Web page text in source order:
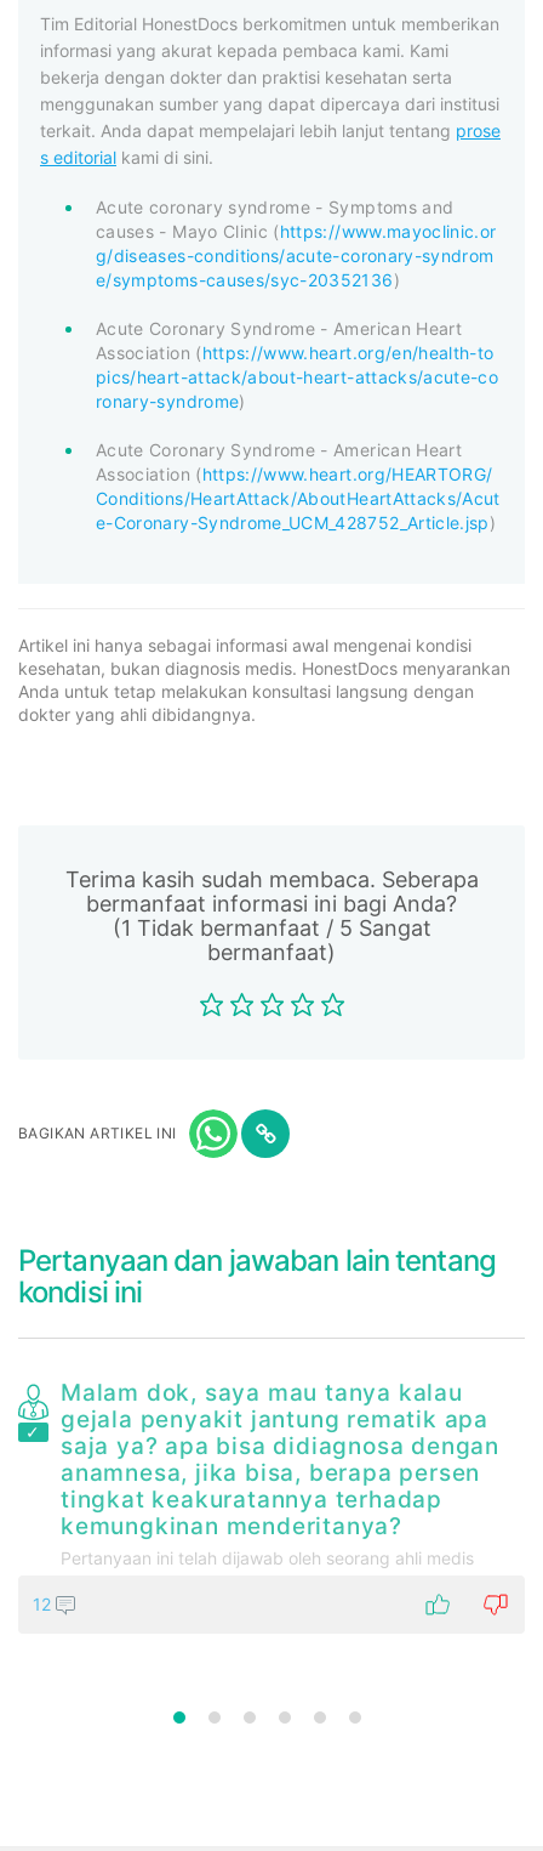
Tim Editorial HonestDocs berkomitmen untuk memberikan
informasi yang akurat kepada pembaca kami. Kami
bekerja dengan dokter dan praktisi kesehatan serta
menggunakan sumber yang dapat dipercaya dari institusi
terkait. Anda dapat mempelajari lebih lanjut tentang prose
s editorial kami di sini.
Acute coronary syndrome - Symptoms and
causes - Mayo Clinic (https://www.mayoclinic.or
g/diseases-conditions/acute-coronary-syndrom
e/symptoms-causes/syc-20352136)
Acute Coronary Syndrome - American Heart
Association (https://www.heart.org/en/health-to
pics/heart-attack/about-heart-attacks/acute-co
ronary-syndrome)
Acute Coronary Syndrome - American Heart
Association (https://www.heart.org/HEARTORG/
Conditions/HeartAttack/AboutHeartAttacks/Acut
e-Coronary-Syndrome_UCM_428752_Article.jsp)
Artikel ini hanya sebagai informasi awal mengenai kondisi
kesehatan, bukan diagnosis medis. HonestDocs menyarankan
Anda untuk tetap melakukan konsultasi langsung dengan
dokter yang ahli dibidangnya.
Terima kasih sudah membaca. Seberapa
bermanfaat informasi ini bagi Anda?
(1 Tidak bermanfaat / 5 Sangat
bermanfaat)
BAGIKAN ARTIKEL INI
Pertanyaan dan jawaban lain tentang
kondisi ini
Malam dok, saya mau tanya kalau
gejala penyakit jantung rematik apa
saja ya? apa bisa didiagnosa dengan
anamnesa, jika bisa, berapa persen
tingkat keakuratannya terhadap
kemungkinan menderitanya?
Pertanyaan ini telah dijawab oleh seorang ahli medis
12